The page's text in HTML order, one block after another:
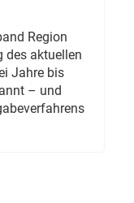
Region
des aktuellen
Jahre bis
– und